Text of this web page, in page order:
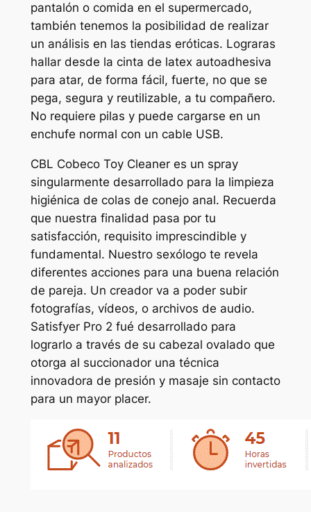
pantalón o comida en el supermercado,
también tenemos la posibilidad de realizar
un análisis en las tiendas eróticas. Lograras
hallar desde la cinta de latex autoadhesiva
para atar, de forma fácil, fuerte, no que se
pega, segura y reutilizable, a tu compañero.
No requiere pilas y puede cargarse en un
enchufe normal con un cable USB.
CBL Cobeco Toy Cleaner es un spray
singularmente desarrollado para la limpieza
higiénica de colas de conejo anal. Recuerda
que nuestra finalidad pasa por tu
satisfacción, requisito imprescindible y
fundamental. Nuestro sexólogo te revela
diferentes acciones para una buena relación
de pareja. Un creador va a poder subir
fotografías, vídeos, o archivos de audio.
Satisfyer Pro 2 fué desarrollado para
lograrlo a través de su cabezal ovalado que
otorga al succionador una técnica
innovadora de presión y masaje sin contacto
para un mayor placer.